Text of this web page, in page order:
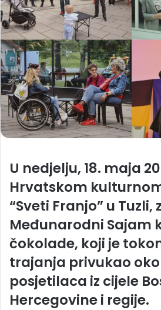
U nedjelju, 18. maja
Hrvatskom
“Sveti Franjo” u Tuzli,
Međunarodni Sajam
čokolade, koji je
trajanja privukao oko
posjetilaca iz cijele
Hercegovine i regije.